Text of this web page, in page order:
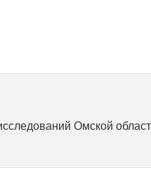
Омской